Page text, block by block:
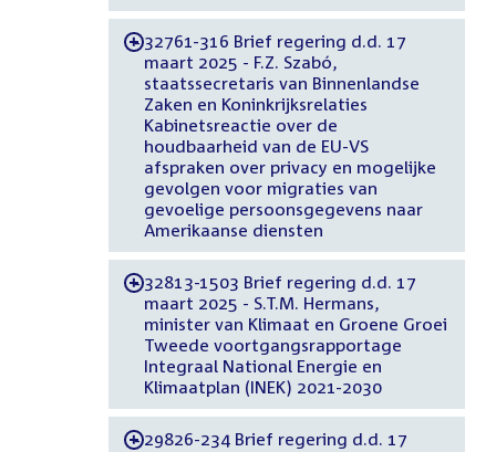
-32761-316 Brief regering d.d. 17
maart 2025 - F.Z. Szabó,
staatssecretaris van Binnenlandse
Zaken en Koninkrijksrelaties
Kabinetsreactie over de
houdbaarheid van de EU-VS
afspraken over privacy en mogelijke
gevolgen voor migraties van
gevoelige persoonsgegevens naar
Amerikaanse diensten
-32813-1503 Brief regering d.d. 17
maart 2025 - S.T.M. Hermans,
minister van Klimaat en Groene Groei
Tweede voortgangsrapportage
Integraal National Energie en
Klimaatplan (INEK) 2021-2030
-29826-234 Brief regering d.d. 17